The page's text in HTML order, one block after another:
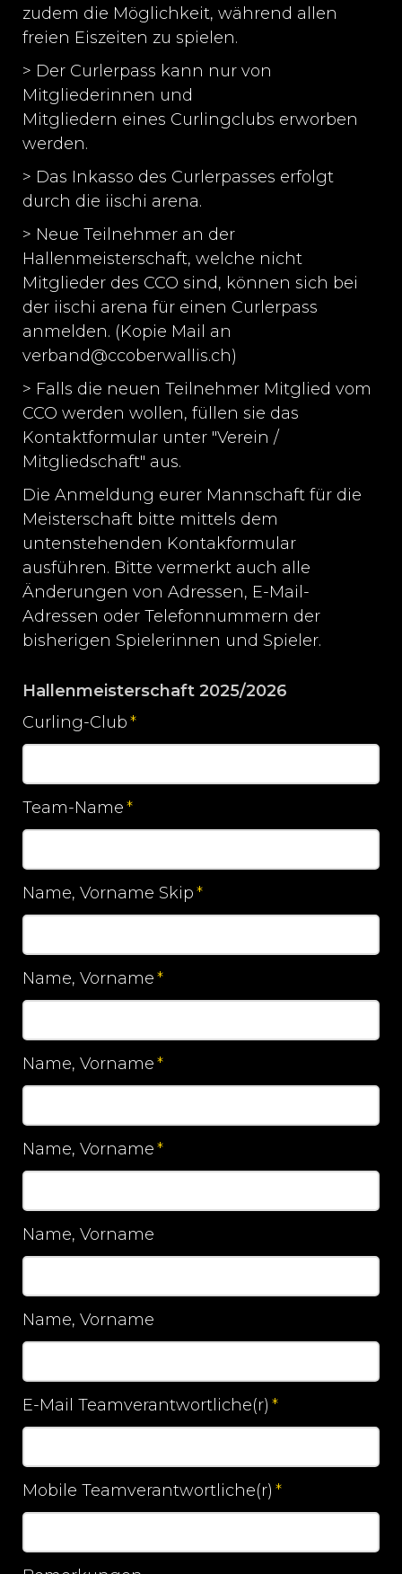
zudem die Möglichkeit, während allen
freien Eiszeiten zu spielen.
> Der Curlerpass kann nur von
Mitgliederinnen und
Mitgliedern eines Curlingclubs erworben
werden.
> Das Inkasso des Curlerpasses erfolgt
durch die iischi arena.
> Neue Teilnehmer an der
Hallenmeisterschaft, welche nicht
Mitglieder des CCO sind, können sich bei
der iischi arena für einen Curlerpass
anmelden. (Kopie Mail an
verband@ccoberwallis.ch)
> Falls die neuen Teilnehmer Mitglied vom
CCO werden wollen, füllen sie das
Kontaktformular unter "Verein /
Mitgliedschaft" aus.
Die Anmeldung eurer Mannschaft für die
Meisterschaft bitte mittels dem
untenstehenden Kontakformular
ausführen. Bitte vermerkt auch alle
Änderungen von Adressen, E-Mail-
Adressen oder Telefonnummern der
bisherigen Spielerinnen und Spieler.
Hallenmeisterschaft 2025/2026
Curling-Club*
Pflichtfeld
Team-Name*
Pflichtfeld
Name, Vorname Skip*
Pflichtfeld
Name, Vorname*
Pflichtfeld
Name, Vorname*
Pflichtfeld
Name, Vorname*
Pflichtfeld
Name, Vorname
Name, Vorname
E-Mail Teamverantwortliche(r) *
Pflichtfeld
Mobile Teamverantwortliche(r) *
Pflichtfeld